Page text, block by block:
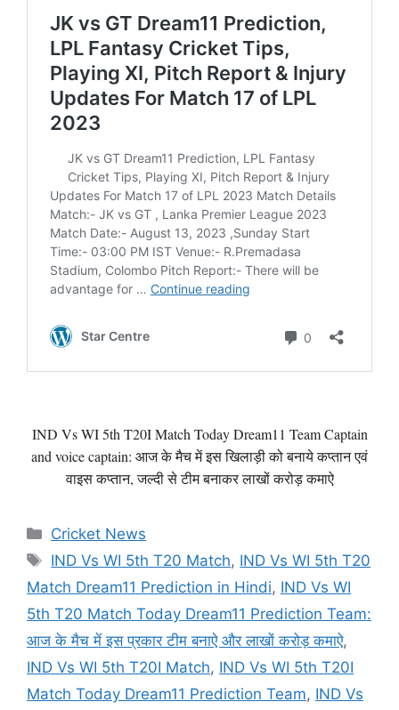
IND Vs WI 5th T20I Match Today Dream11 Team Captain
and voice captain: आज के मैच में इस खिलाड़ी को बनाये कप्तान एवं
वाइस कप्तान, जल्दी से टीम बनाकर लाखों करोड़ कमाऐ
Categories
Cricket News
Tags
IND Vs WI 5th T20 Match, IND Vs WI 5th T20
Match Dream11 Prediction in Hindi, IND Vs WI
5th T20 Match Today Dream11 Prediction Team:
आज के मैच में इस प्रकार टीम बनाऐ और लाखों करोड़ कमाऐ,
IND Vs WI 5th T20I Match, IND Vs WI 5th T20I
Match Today Dream11 Prediction Team, IND Vs